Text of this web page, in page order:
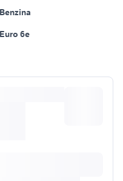
Benzina
Euro 6e